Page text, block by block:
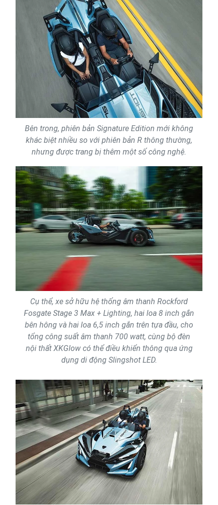
Bên trong, phiên bản Signature Edition mới không
khác biệt nhiều so với phiên bản R thông thường,
nhưng được trang bị thêm một số công nghệ.
Cụ thể, xe sở hữu hệ thống âm thanh Rockford
Fosgate Stage 3 Max + Lighting, hai loa 8 inch gắn
bên hông và hai loa 6,5 ​​inch gắn trên tựa đầu, cho
tổng công suất âm thanh 700 watt, cùng bộ đèn
nội thất XKGlow có thể điều khiển thông qua ứng
dụng di động Slingshot LED.